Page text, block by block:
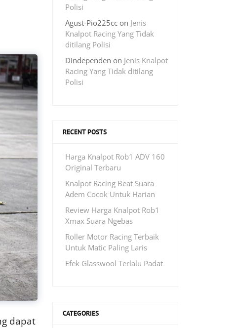
dapat
Polisi
Agust-Pio225cc on Jenis
Knalpot Racing Yang Tidak
ditilang Polisi
Dindependen on Jenis Knalpot
Racing Yang Tidak ditilang
Polisi
RECENT POSTS
Harga Knalpot Rob1 ADV 160
Original Terbaru
Knalpot Racing Beat Suara
Adem Cocok Untuk Harian
Review Harga Knalpot Rob1
Xmax Suara Ngebas
Roller Motor Racing Terbaik
Untuk Matic Paling Laris
Efek Glasswool Terlalu Padat
CATEGORIES